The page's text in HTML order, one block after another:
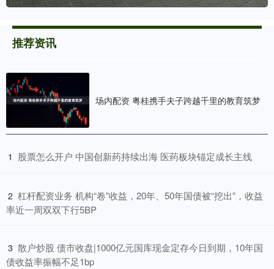
推荐资讯
场内配资 粤桂携手夫子跨越千里的教育筑梦
1 ​股票怎么开户 中国创新药持续出海 医药板块锚定成长主线
2 ​杠杆配资业务 机构“卷”收益，20年、50年国债被“挖出”，收益
率近一周双双下行5BP
3 ​散户炒股 债市收盘|1000亿元国库现金定存今日到期，10年国
债收益率振幅不足1bp